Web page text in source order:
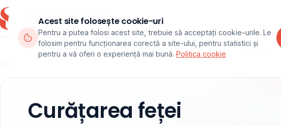
Departamente Echipa Pachete Cursuri
Curățarea feței
Acest site folosește cookie-uri
Pentru a putea folosi acest site, trebuie să acceptați cookie-urile. Le
folosim pentru funcționarea corectă a site-ului, pentru statistici și
pentru a vă oferi o experiență mai bună.Politica cookie